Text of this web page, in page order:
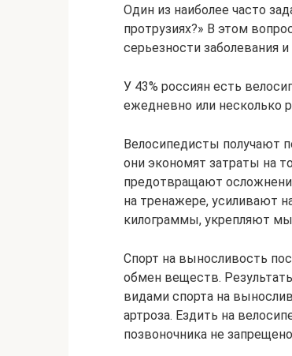
Один из наиболее часто
протрузиях?» В этом
серьезности заболевания
У 43% россиян есть
ежедневно или несколько
Велосипедисты получают
они экономят затраты на
предотвращают
на тренажере, усиливают
килограммы, укрепляют
Спорт на выносливость
обмен веществ.
видами спорта на
артроза. Ездить на
позвоночника не